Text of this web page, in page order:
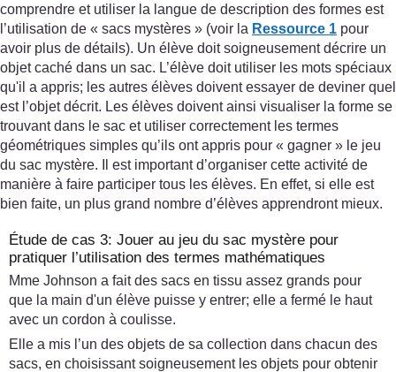
comprendre et utiliser la langue de description des formes est
l’utilisation de « sacs mystères » (voir la Ressource 1 pour
avoir plus de détails). Un élève doit soigneusement décrire un
objet caché dans un sac. L’élève doit utiliser les mots spéciaux
qu'il a appris; les autres élèves doivent essayer de deviner quel
est l’objet décrit. Les élèves doivent ainsi visualiser la forme se
trouvant dans le sac et utiliser correctement les termes
géométriques simples qu’ils ont appris pour « gagner » le jeu
du sac mystère. Il est important d’organiser cette activité de
manière à faire participer tous les élèves. En effet, si elle est
bien faite, un plus grand nombre d’élèves apprendront mieux.
Étude de cas 3: Jouer au jeu du sac mystère pour
pratiquer l’utilisation des termes mathématiques
Mme Johnson a fait des sacs en tissu assez grands pour
que la main d'un élève puisse y entrer; elle a fermé le haut
avec un cordon à coulisse.
Elle a mis l’un des objets de sa collection dans chacun des
sacs, en choisissant soigneusement les objets pour obtenir